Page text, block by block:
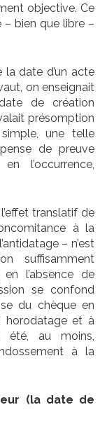
objective. Ce
– bien que libre –
date d’un acte
on enseignait
de création
présomption
une telle
de preuve
l’occurrence,
translatif de
à la
– n’est
suffisamment
l’absence de
se confond
du chèque en
horodatage et à
été, au moins,
à la
(la date de